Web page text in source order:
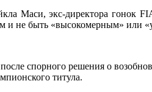
Маси, экс-директора гонок
и не быть «высокомерным» или
спорного решения о
титула.